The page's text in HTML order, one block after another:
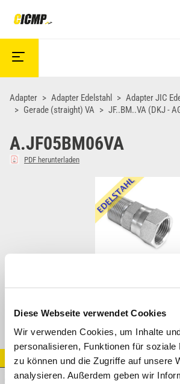
Diese Webseite verwendet Cookies
Wir verwenden Cookies, um Inhalte
personalisieren, Funktionen für soziale
zu können und die Zugriffe auf unsere
analysieren. Außerdem geben wir
Adapter Adapter Edelstahl
Adapter JIC
Gerade (straight) VA
JF..BM..VA (DKJ -
A.JF05BM06VA
PDF herunterladen
Artikel Nr.
A.JF05BM06VA